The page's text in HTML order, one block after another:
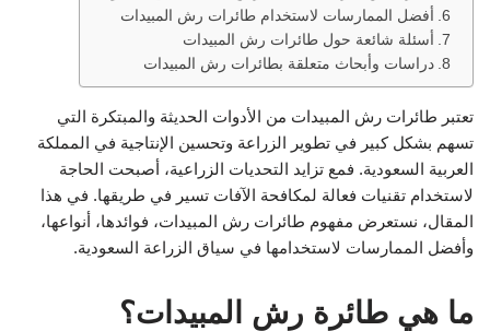
أفضل الممارسات لاستخدام طائرات رش المبيدات
أسئلة شائعة حول طائرات رش المبيدات
دراسات وأبحاث متعلقة بطائرات رش المبيدات
تعتبر طائرات رش المبيدات من الأدوات الحديثة والمبتكرة التي
تسهم بشكل كبير في تطوير الزراعة وتحسين الإنتاجية في المملكة
العربية السعودية. فمع تزايد التحديات الزراعية، أصبحت الحاجة
لاستخدام تقنيات فعالة لمكافحة الآفات تسير في طريقها. في هذا
المقال، نستعرض مفهوم طائرات رش المبيدات، فوائدها، أنواعها،
وأفضل الممارسات لاستخدامها في سياق الزراعة السعودية.
ما هي طائرة رش المبيدات؟